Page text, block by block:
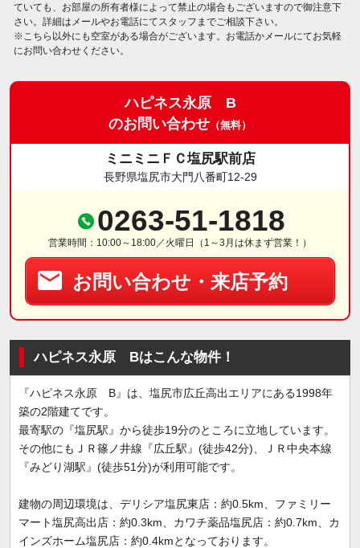
ていても、お部屋の所有者様によって禁止の場合もございますので御注意下
さい。詳細はメールやお電話にてスタッフまでご相談下さい。
※こちら以外にも空室がある場合がございます。お電話かメールにてお気軽
にお問い合わせください。
ハピネス永原 B
のお問い合わせ （無料）
ミニミニＦＣ塩尻駅前店
長野県塩尻市大門八番町12-29
0263-51-1818
営業時間：10:00～18:00／火曜日（1～3月は休まず営業！）
お問い合わせ・来店予約
ハピネス永原 Bはこんな物件！
『ハピネス永原 B』は、塩尻市広丘高出エリアにある1998年
築の2階建てです。
最寄駅の『塩尻駅』から徒歩19分のところに立地しています。
その他にもＪＲ篠ノ井線『広丘駅』(徒歩42分)、ＪＲ中央本線
『みどり湖駅』(徒歩51分)が利用可能です。
建物の周辺環境は、デリシア塩尻東店：約0.5km、ファミリー
マート塩尻高出店：約0.3km、カワチ薬品塩尻店：約0.7km、カ
インズホーム塩尻店：約0.4kmとなっております。